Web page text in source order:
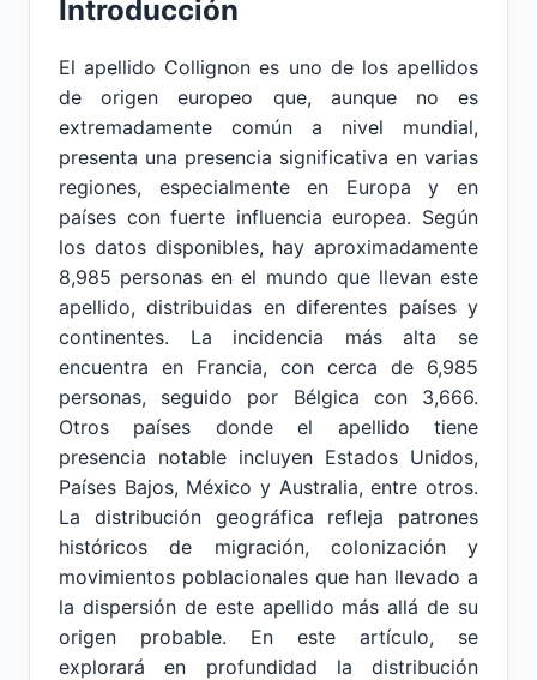
Introducción
El apellido Collignon es uno de los apellidos
de origen europeo que, aunque no es
extremadamente común a nivel mundial,
presenta una presencia significativa en varias
regiones, especialmente en Europa y en
países con fuerte influencia europea. Según
los datos disponibles, hay aproximadamente
8,985 personas en el mundo que llevan este
apellido, distribuidas en diferentes países y
continentes. La incidencia más alta se
encuentra en Francia, con cerca de 6,985
personas, seguido por Bélgica con 3,666.
Otros países donde el apellido tiene
presencia notable incluyen Estados Unidos,
Países Bajos, México y Australia, entre otros.
La distribución geográfica refleja patrones
históricos de migración, colonización y
movimientos poblacionales que han llevado a
la dispersión de este apellido más allá de su
origen probable. En este artículo, se
explorará en profundidad la distribución